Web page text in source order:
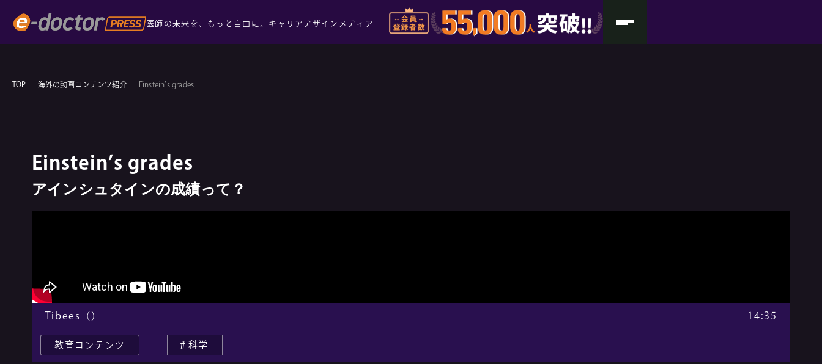
医師の未来を、もっと自由に。 キャリアデザインメディア
TOP 海外の動画コンテンツ紹介 Einstein’s grades
Einstein’s grades
アインシュタインの成績って？
Tibees（） 14:35
教育コンテンツ 科学